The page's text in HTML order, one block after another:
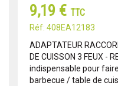
9,19 € TTC
Réf: 408EA12183
ADAPTATEUR
DE CUISSON 3 FEUX -
indispensable pour
barbecue / table de